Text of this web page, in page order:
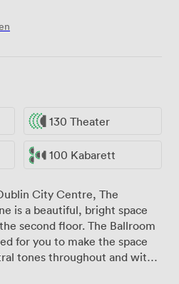
130 Theater
100 Kabarett
City Centre, The
is a beautiful, bright space
floor. The Ballroom
for you to make the space
tones throughout and with